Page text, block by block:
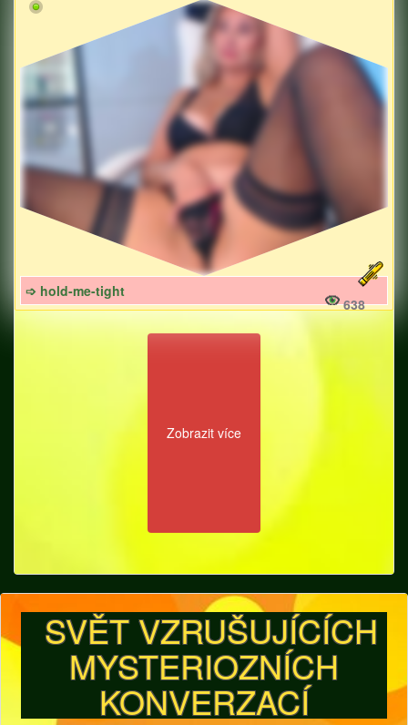
➩ hold-me-tight
638
Zobrazit více
SVĚT VZRUŠUJÍCÍCH
MYSTERIOZNÍCH
KONVERZACÍ